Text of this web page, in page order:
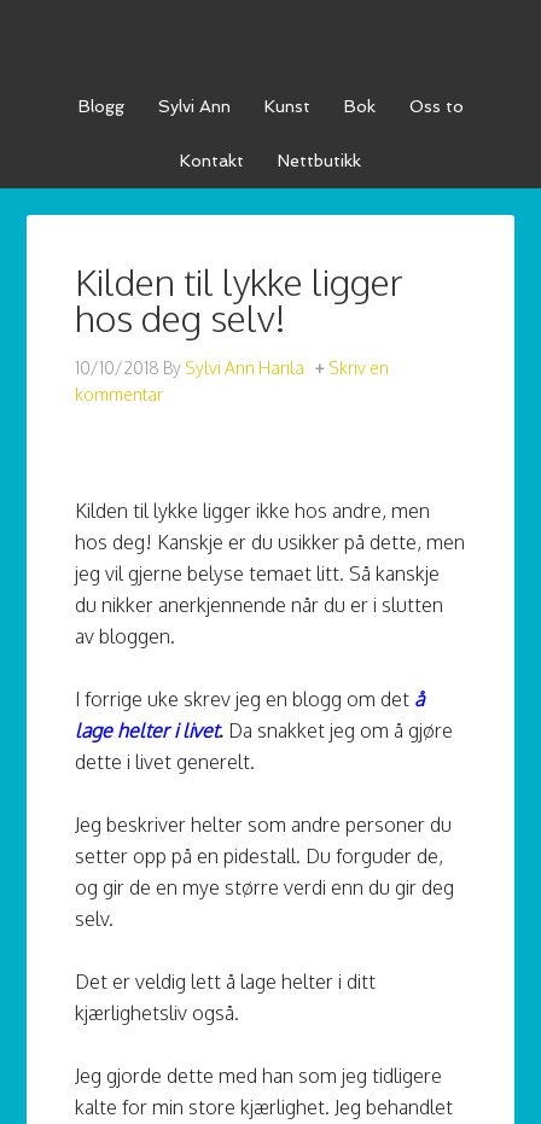
Blogg Sylvi Ann Kunst Bok Oss to
Kontakt Nettbutikk
Kilden til lykke ligger
hos deg selv!
10/10/2018 By Sylvi Ann Harila
Skriv en
kommentar
Kilden til lykke ligger ikke hos andre, men
hos deg! Kanskje er du usikker på dette, men
jeg vil gjerne belyse temaet litt. Så kanskje
du nikker anerkjennende når du er i slutten
av bloggen.
I forrige uke skrev jeg en blogg om det å
lage helter i livet. Da snakket jeg om å gjøre
dette i livet generelt.
Jeg beskriver helter som andre personer du
setter opp på en pidestall. Du forguder de,
og gir de en mye større verdi enn du gir deg
selv.
Det er veldig lett å lage helter i ditt
kjærlighetsliv også.
Jeg gjorde dette med han som jeg tidligere
kalte for min store kjærlighet. Jeg behandlet